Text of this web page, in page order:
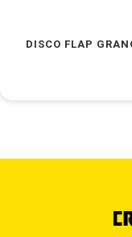
DISCO FLAP